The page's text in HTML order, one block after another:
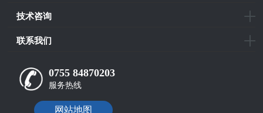
技术咨询
联系我们
0755 84870203
服务热线
网站地图